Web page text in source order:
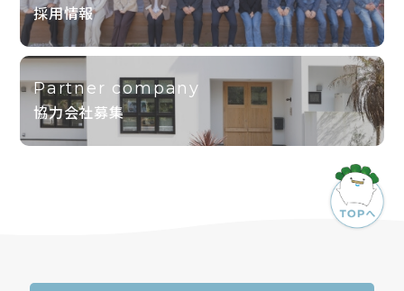
採用情報
Partner company
協力会社募集